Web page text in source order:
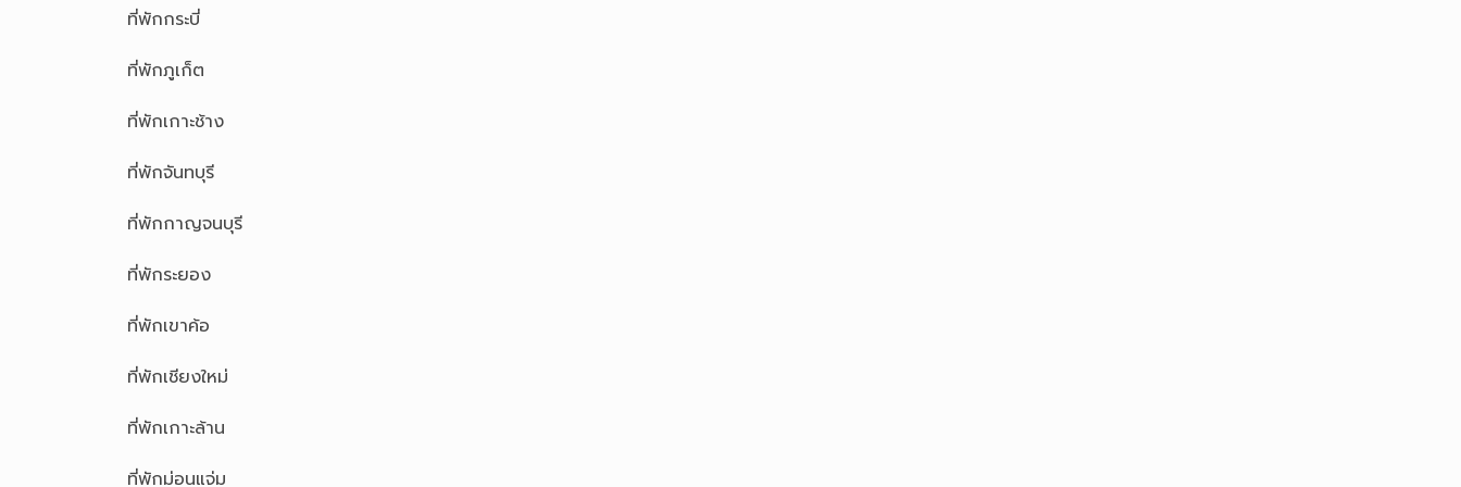
ที่พักกระบี่
ที่พักภูเก็ต
ที่พักเกาะช้าง
ที่พักจันทบุรี
ที่พักกาญจนบุรี
ที่พักระยอง
ที่พักเขาค้อ
ที่พักเชียงใหม่
ที่พักเกาะล้าน
ที่พักม่อนแจ่ม